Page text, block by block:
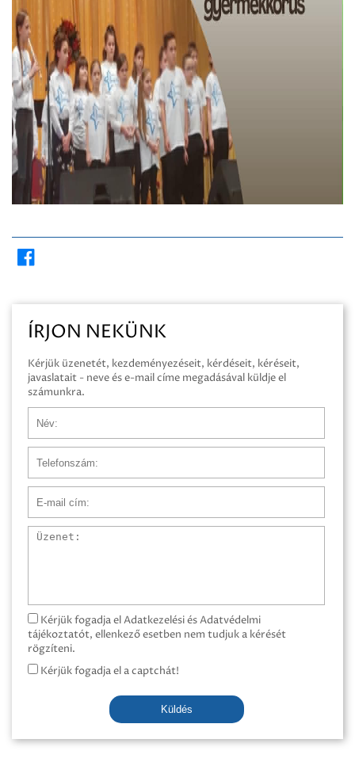
ÍRJON NEKÜNK
Kérjük üzenetét, kezdeményezéseit, kérdéseit, kéréseit,
javaslatait - neve és e-mail címe megadásával küldje el
számunkra.
Üzenet
Kérjük fogadja el Adatkezelési és Adatvédelmi
tájékoztatót, ellenkező esetben nem tudjuk a kérését
rögzíteni.
Kérjük fogadja el a captchát!
Küldés